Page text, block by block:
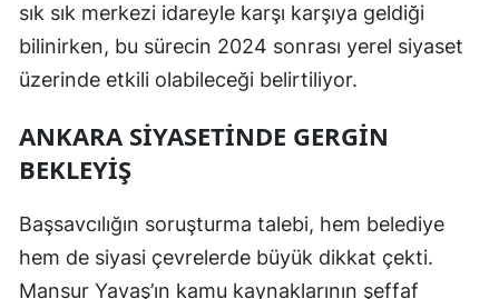
sık sık merkezi idareyle karşı karşıya geldiği
bilinirken, bu sürecin 2024 sonrası yerel siyaset
üzerinde etkili olabileceği belirtiliyor.
ANKARA SIYASETINDE GERGIN
BEKLEYIŞ
Başsavcılığın soruşturma talebi, hem belediye
hem de siyasi çevrelerde büyük dikkat çekti.
Mansur Yavaş’ın kamu kaynaklarının şeffaf